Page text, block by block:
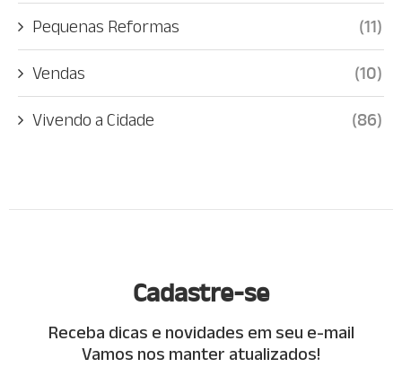
Pequenas Reformas (11)
Vendas (10)
Vivendo a Cidade (86)
Cadastre-se
Receba dicas e novidades em seu e-mail
Vamos nos manter atualizados!